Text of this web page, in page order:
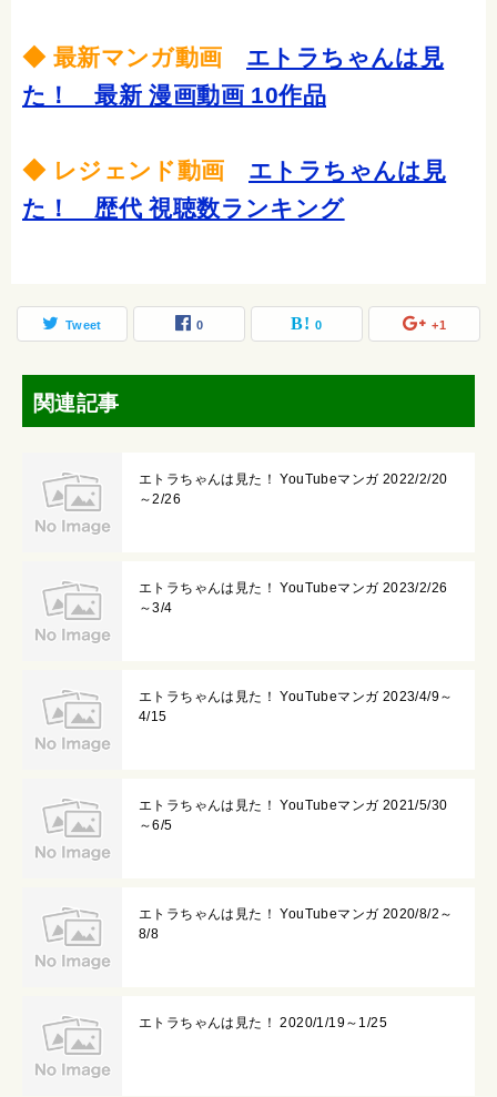
◆ 最新マンガ動画 エトラちゃんは見
た！ 最新 漫画動画 10作品
◆ レジェンド動画 エトラちゃんは見
た！ 歴代 視聴数ランキング
Tweet 0 0 +1
関連記事
エトラちゃんは見た！ YouTubeマンガ 2022/2/20
～2/26
エトラちゃんは見た！ YouTubeマンガ 2023/2/26
～3/4
エトラちゃんは見た！ YouTubeマンガ 2023/4/9～
4/15
エトラちゃんは見た！ YouTubeマンガ 2021/5/30
～6/5
エトラちゃんは見た！ YouTubeマンガ 2020/8/2～
8/8
エトラちゃんは見た！ 2020/1/19～1/25